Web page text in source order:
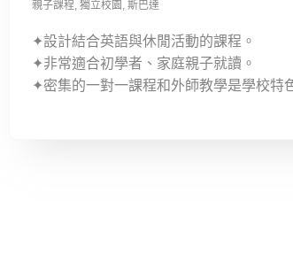
親子課程 獨立校園 斯巴達
✦設計結合英語與休閒活動的課程。
✦非常適合初學者、家庭親子就讀。
✦密集的一對一課程和外師教學是學校特